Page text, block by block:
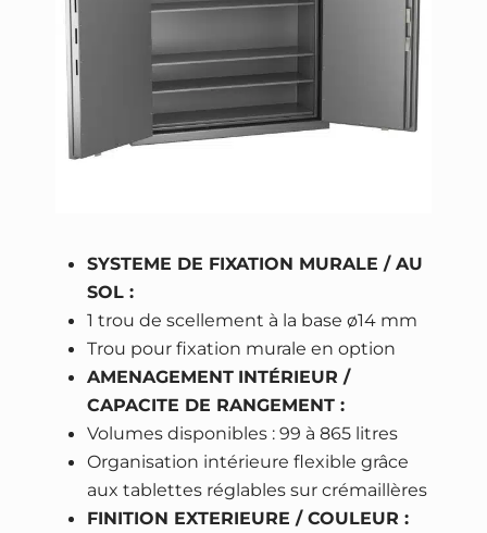
SYSTEME DE FIXATION MURALE / AU
SOL :
1 trou de scellement à la base ø14 mm
Trou pour fixation murale en option
AMENAGEMENT INTÉRIEUR /
CAPACITE DE RANGEMENT :
Volumes disponibles : 99 à 865 litres
Organisation intérieure flexible grâce
aux tablettes réglables sur crémaillères
FINITION EXTERIEURE / COULEUR :